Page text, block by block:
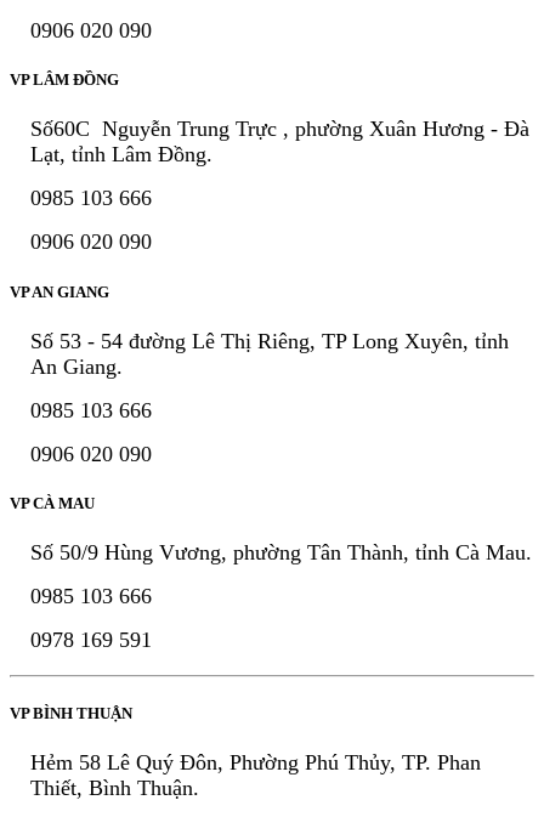
0906 020 090
VP LÂM ĐỒNG
Số60C Nguyễn Trung Trực , phường Xuân Hương - Đà
Lạt, tỉnh Lâm Đồng.
0985 103 666
0906 020 090
VP AN GIANG
Số 53 - 54 đường Lê Thị Riêng, TP Long Xuyên, tỉnh
An Giang.
0985 103 666
0906 020 090
VP CÀ MAU
Số 50/9 Hùng Vương, phường Tân Thành, tỉnh Cà Mau.
0985 103 666
0978 169 591
VP BÌNH THUẬN
Hẻm 58 Lê Quý Đôn, Phường Phú Thủy, TP. Phan
Thiết, Bình Thuận.